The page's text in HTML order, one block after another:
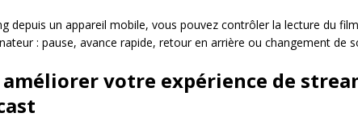
depuis un appareil mobile, vous pouvez contrôler la lecture du film
: pause, avance rapide, retour en arrière ou changement de
votre expérience de